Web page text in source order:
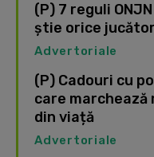
(P) 7 reguli
știe orice
Advertoriale
(P) Cadouri cu
care
din viață
Advertoriale